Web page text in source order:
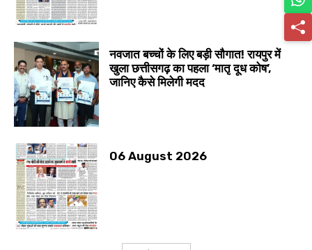
नवजात बच्चों के लिए बड़ी सौगात! रायपुर में
खुला छत्तीसगढ़ का पहला ‘मातृ दूध कोष’,
जानिए कैसे मिलेगी मदद
06 August 2026